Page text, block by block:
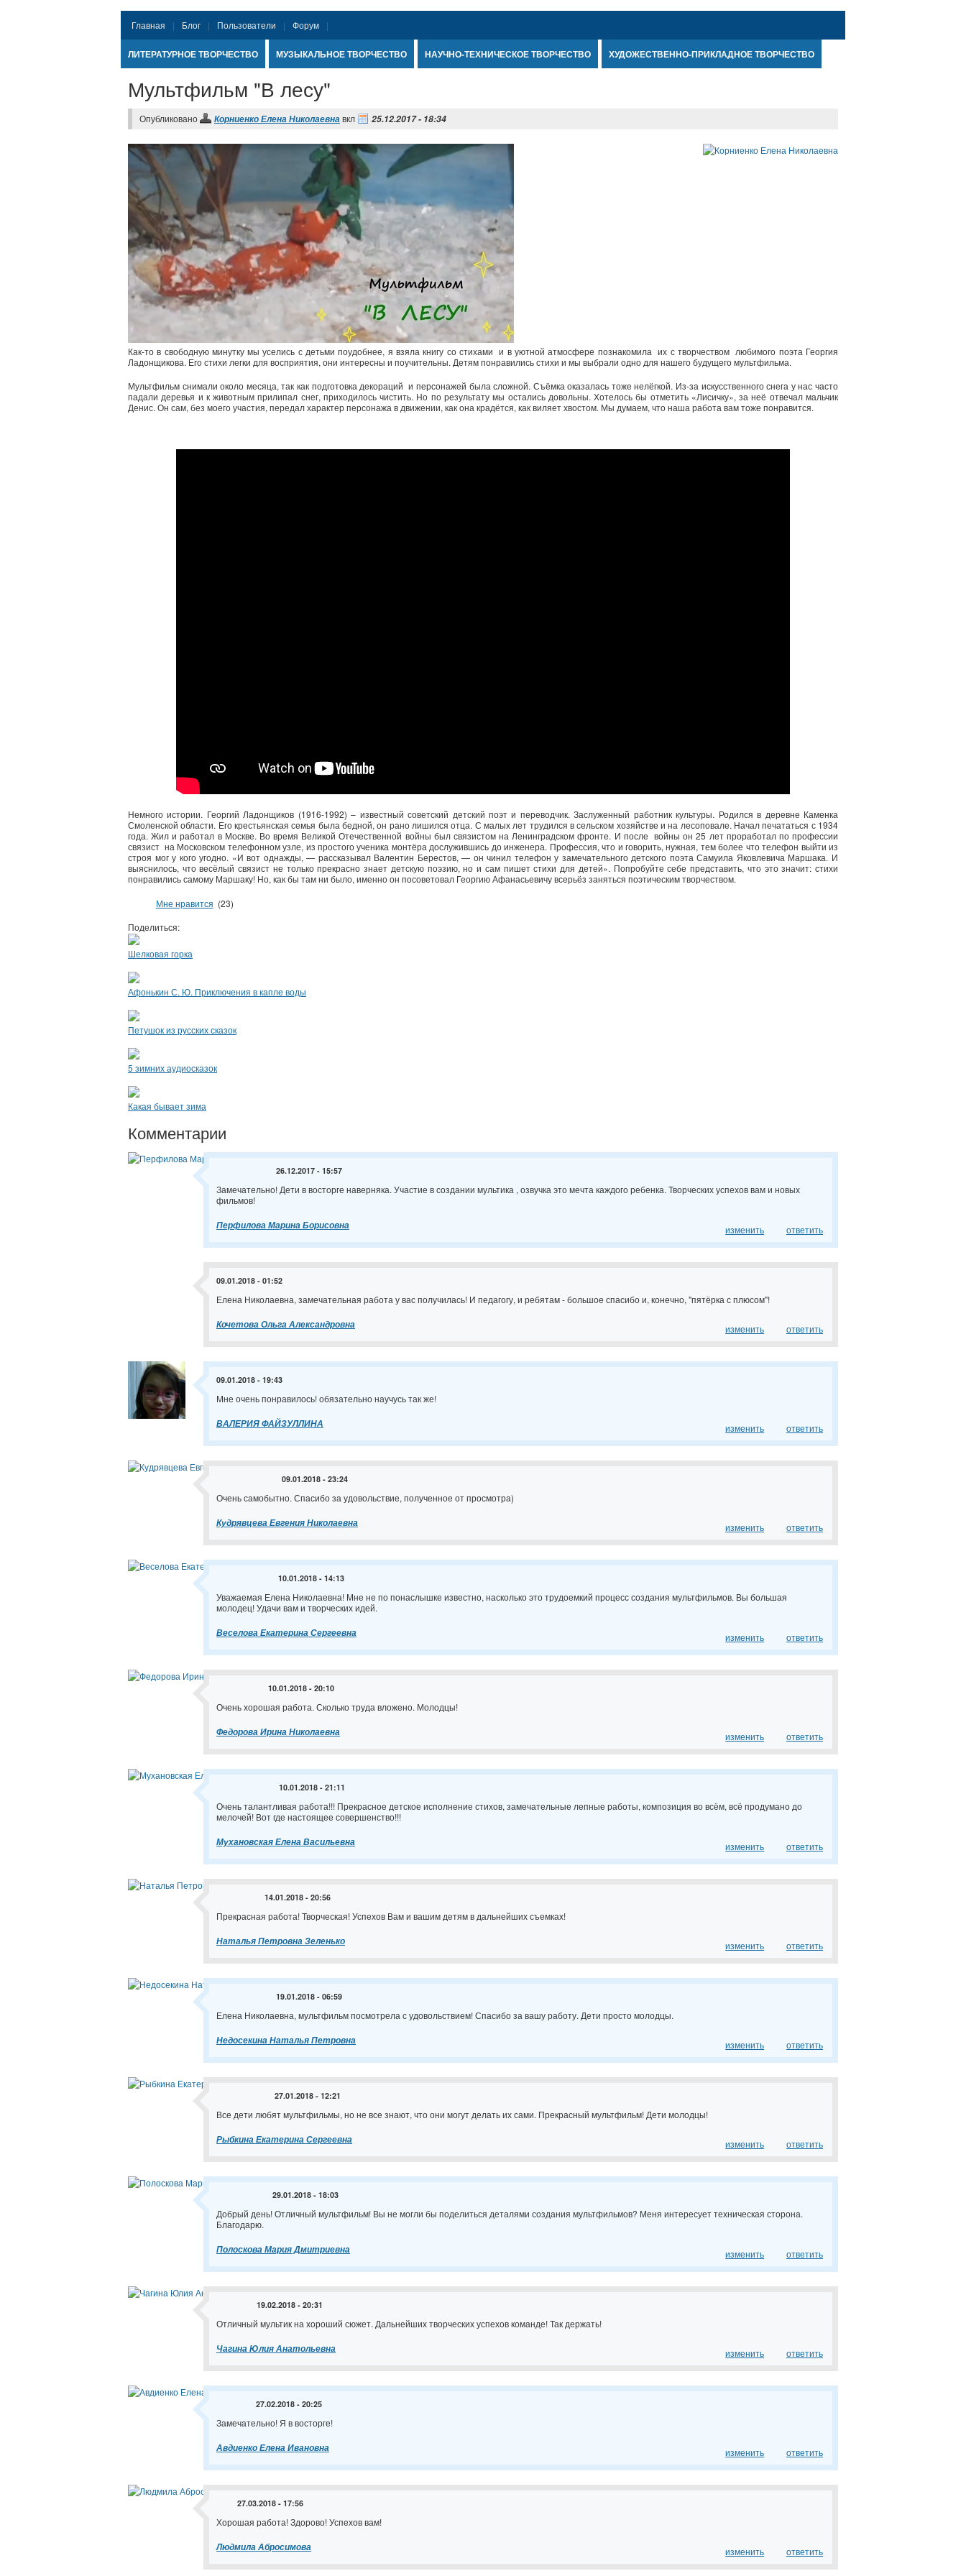
Главная Блог Пользователи Форум
ЛИТЕРАТУРНОЕ ТВОРЧЕСТВО МУЗЫКАЛЬНОЕ ТВОРЧЕСТВО НАУЧНО-ТЕХНИЧЕСКОЕ ТВОРЧЕСТВО ХУДОЖЕСТВЕННО-ПРИКЛАДНОЕ ТВОРЧЕСТВО
Мультфильм "В лесу"
Опубликовано Корниенко Елена Николаевнавкл 25.12.2017 - 18:34
Как-то в свободную минутку мы уселись с детьми поудобнее, я взяла книгу со стихами и в уютной атмосфере познакомила их с творчеством любимого поэта Георгия
Ладонщикова. Его стихи легки для восприятия, они интересны и поучительны. Детям понравились стихи и мы выбрали одно для нашего будущего мультфильма.
Мультфильм снимали около месяца, так как подготовка декораций и персонажей была сложной. Съёмка оказалась тоже нелёгкой. Из-за искусственного снега у нас часто
падали деревья и к животным прилипал снег, приходилось чистить. Но по результату мы остались довольны. Хотелось бы отметить «Лисичку», за неё отвечал мальчик
Денис. Он сам, без моего участия, передал характер персонажа в движении, как она крадётся, как виляет хвостом. Мы думаем, что наша работа вам тоже понравится.
Немного истории. Георгий Ладонщиков (1916-1992) – известный советский детский поэт и переводчик. Заслуженный работник культуры. Родился в деревне Каменка
Смоленской области. Его крестьянская семья была бедной, он рано лишился отца. С малых лет трудился в сельском хозяйстве и на лесоповале. Начал печататься с 1934
года. Жил и работал в Москве. Во время Великой Отечественной войны был связистом на Ленинградском фронте. И после войны он 25 лет проработал по профессии
связист на Московском телефонном узле, из простого ученика монтёра дослужившись до инженера. Профессия, что и говорить, нужная, тем более что телефон выйти из
строя мог у кого угодно. «И вот однажды, — рассказывал Валентин Берестов, — он чинил телефон у замечательного детского поэта Самуила Яковлевича Маршака. И
выяснилось, что весёлый связист не только прекрасно знает детскую поэзию, но и сам пишет стихи для детей». Попробуйте себе представить, что это значит: стихи
понравились самому Маршаку! Но, как бы там ни было, именно он посоветовал Георгию Афанасьевичу всерьёз заняться поэтическим творчеством.
Мне нравится (23)
Поделиться:
Шелковая горка
Афонькин С. Ю. Приключения в капле воды
Петушок из русских сказок
5 зимних аудиосказок
Какая бывает зима
Комментарии
26.12.2017 - 15:57
Замечательно! Дети в восторге наверняка. Участие в создании мультика , озвучка это мечта каждого ребенка. Творческих успехов вам и новых
фильмов!
Перфилова Марина Борисовна изменить ответить
09.01.2018 - 01:52
Елена Николаевна, замечательная работа у вас получилась! И педагогу, и ребятам - большое спасибо и, конечно, "пятёрка с плюсом"!
Кочетова Ольга Александровна изменить ответить
09.01.2018 - 19:43
Мне очень понравилось! обязательно научусь так же!
ВАЛЕРИЯ ФАЙЗУЛЛИНА изменить ответить
09.01.2018 - 23:24
Очень самобытно. Спасибо за удовольствие, полученное от просмотра)
Кудрявцева Евгения Николаевна изменить ответить
10.01.2018 - 14:13
Уважаемая Елена Николаевна! Мне не по понаслышке известно, насколько это трудоемкий процесс создания мультфильмов. Вы большая
молодец! Удачи вам и творческих идей.
Веселова Екатерина Сергеевна изменить ответить
10.01.2018 - 20:10
Очень хорошая работа. Сколько труда вложено. Молодцы!
Федорова Ирина Николаевна изменить ответить
10.01.2018 - 21:11
Очень талантливая работа!!! Прекрасное детское исполнение стихов, замечательные лепные работы, композиция во всём, всё продумано до
мелочей! Вот где настоящее совершенство!!!
Мухановская Елена Васильевна изменить ответить
14.01.2018 - 20:56
Прекрасная работа! Творческая! Успехов Вам и вашим детям в дальнейших съемках!
Наталья Петровна Зеленько изменить ответить
19.01.2018 - 06:59
Елена Николаевна, мультфильм посмотрела с удовольствием! Спасибо за вашу работу. Дети просто молодцы.
Недосекина Наталья Петровна изменить ответить
27.01.2018 - 12:21
Все дети любят мультфильмы, но не все знают, что они могут делать их сами. Прекрасный мультфильм! Дети молодцы!
Рыбкина Екатерина Сергеевна изменить ответить
29.01.2018 - 18:03
Добрый день! Отличный мультфильм! Вы не могли бы поделиться деталями создания мультфильмов? Меня интересует техническая сторона.
Благодарю.
Полоскова Мария Дмитриевна изменить ответить
19.02.2018 - 20:31
Отличный мультик на хороший сюжет. Дальнейших творческих успехов команде! Так держать!
Чагина Юлия Анатольевна изменить ответить
27.02.2018 - 20:25
Замечательно! Я в восторге!
Авдиенко Елена Ивановна изменить ответить
27.03.2018 - 17:56
Хорошая работа! Здорово! Успехов вам!
Людмила Абросимова изменить ответить